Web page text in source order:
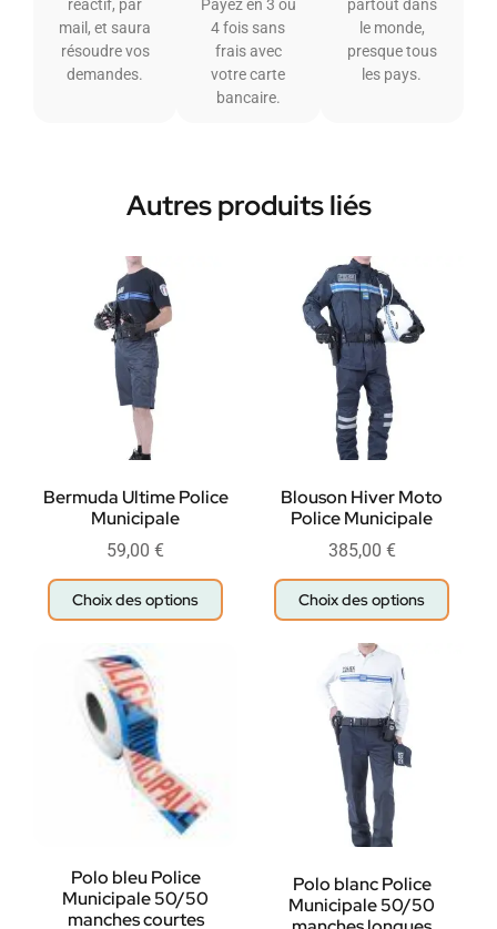
réactif, par
mail, et saura
résoudre vos
demandes.
Payez en 3 ou
4 fois sans
frais avec
votre carte
bancaire.
partout dans
le monde,
presque tous
les pays.
Autres produits liés
Bermuda Ultime Police
Municipale
59,00 €
Choix des options
Blouson Hiver Moto
Police Municipale
385,00 €
Choix des options
Polo bleu Police
Municipale 50/50
manches courtes
Polo blanc Police
Municipale 50/50